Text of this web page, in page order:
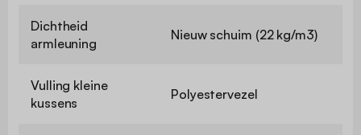
Dichtheid
armleuning
Nieuw schuim (22 kg/m3)
Vulling kleine
kussens
Polyestervezel